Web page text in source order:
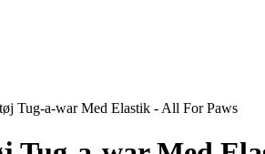
Tug-a-war Med Elastik - All For Paws